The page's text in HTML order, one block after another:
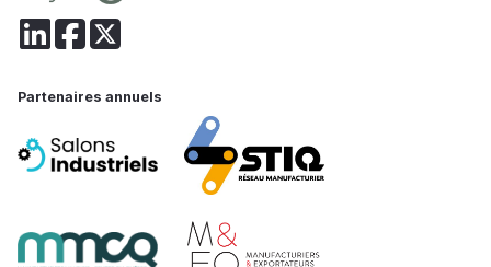
Partenaires annuels